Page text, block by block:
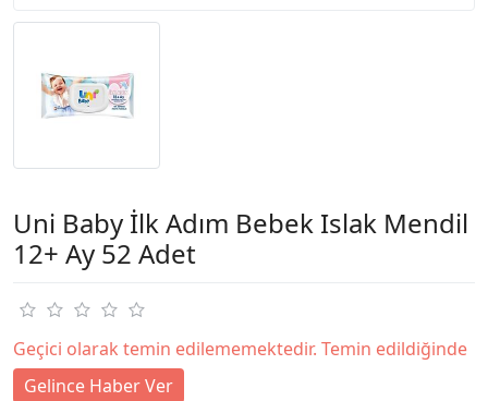
Uni Baby İlk Adım Bebek Islak Mendil
12+ Ay 52 Adet
Geçici olarak temin edilememektedir. Temin edildiğinde
Gelince Haber Ver